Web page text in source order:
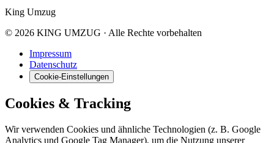
King Umzug
© 2026 KING UMZUG · Alle Rechte vorbehalten
Impressum
Datenschutz
Cookie-Einstellungen
Cookies & Tracking
Wir verwenden Cookies und ähnliche Technologien (z. B. Google
Analytics und Google Tag Manager), um die Nutzung unserer